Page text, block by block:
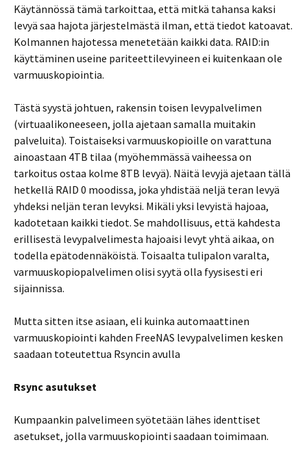
Käytännössä tämä tarkoittaa, että mitkä tahansa kaksi
levyä saa hajota järjestelmästä ilman, että tiedot katoavat.
Kolmannen hajotessa menetetään kaikki data. RAID:in
käyttäminen useine pariteettilevyineen ei kuitenkaan ole
varmuuskopiointia.
Tästä syystä johtuen, rakensin toisen levypalvelimen
(virtuaalikoneeseen, jolla ajetaan samalla muitakin
palveluita). Toistaiseksi varmuuskopioille on varattuna
ainoastaan 4TB tilaa (myöhemmässä vaiheessa on
tarkoitus ostaa kolme 8TB levyä). Näitä levyjä ajetaan tällä
hetkellä RAID 0 moodissa, joka yhdistää neljä teran levyä
yhdeksi neljän teran levyksi. Mikäli yksi levyistä hajoaa,
kadotetaan kaikki tiedot. Se mahdollisuus, että kahdesta
erillisestä levypalvelimesta hajoaisi levyt yhtä aikaa, on
todella epätodennäköistä. Toisaalta tulipalon varalta,
varmuuskopiopalvelimen olisi syytä olla fyysisesti eri
sijainnissa.
Mutta sitten itse asiaan, eli kuinka automaattinen
varmuuskopiointi kahden FreeNAS levypalvelimen kesken
saadaan toteutettua Rsyncin avulla
Rsync asutukset
Kumpaankin palvelimeen syötetään lähes identtiset
asetukset, jolla varmuuskopiointi saadaan toimimaan.